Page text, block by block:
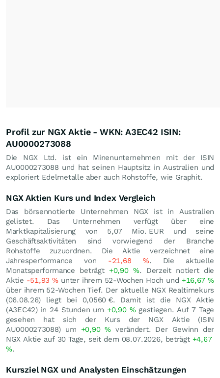
Profil zur NGX Aktie - WKN: A3EC42 ISIN:
AU0000273088
Die NGX Ltd. ist ein Minenunternehmen mit der ISIN
AU0000273088 und hat seinen Hauptsitz in Australien und
exploriert Edelmetalle aber auch Rohstoffe, wie Graphit.
NGX Aktien Kurs und Index Vergleich
Das börsennotierte Unternehmen NGX ist in Australien
gelistet. Das Unternehmen verfügt über eine
Marktkapitalisierung von 5,07 Mio. EUR und seine
Geschäftsaktivitäten sind vorwiegend der Branche
Rohstoffe zuzuordnen. Die Aktie verzeichnet eine
Jahresperformance von -21,68 %. Die aktuelle
Monatsperformance beträgt +0,90%. Derzeit notiert die
Aktie -51,93%unter ihrem 52-Wochen Hoch und +16,67%
über ihrem 52-Wochen Tief. Der aktuelle NGX Realtimekurs
(06.08.26) liegt bei 0,0560 €. Damit ist die NGX Aktie
(A3EC42) in 24 Stunden um +0,90 %gestiegen. Auf 7 Tage
gesehen hat sich der Kurs der NGX Aktie (ISIN
AU0000273088) um +0,90% verändert. Der Gewinn der
NGX Aktie auf 30 Tage, seit dem 08.07.2026, beträgt +4,67
%.
Kursziel NGX und Analysten Einschätzungen